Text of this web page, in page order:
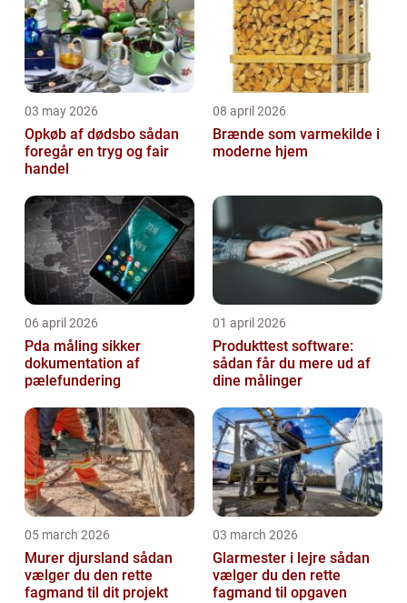
03 may 2026
Opkøb af dødsbo sådan
foregår en tryg og fair
handel
08 april 2026
Brænde som varmekilde i
moderne hjem
06 april 2026
Pda måling sikker
dokumentation af
pælefundering
01 april 2026
Produkttest software:
sådan får du mere ud af
dine målinger
05 march 2026
Murer djursland sådan
vælger du den rette
fagmand til dit projekt
03 march 2026
Glarmester i lejre sådan
vælger du den rette
fagmand til opgaven